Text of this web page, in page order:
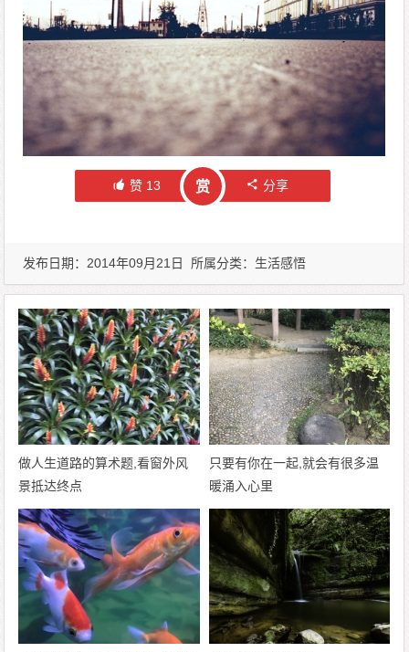
赞 13 赏 分享
发布日期：2014年09月21日 所属分类： 生活感悟
做人生道路的算术题,看窗外风
景抵达终点
只要有你在一起,就会有很多温
暖涌入心里